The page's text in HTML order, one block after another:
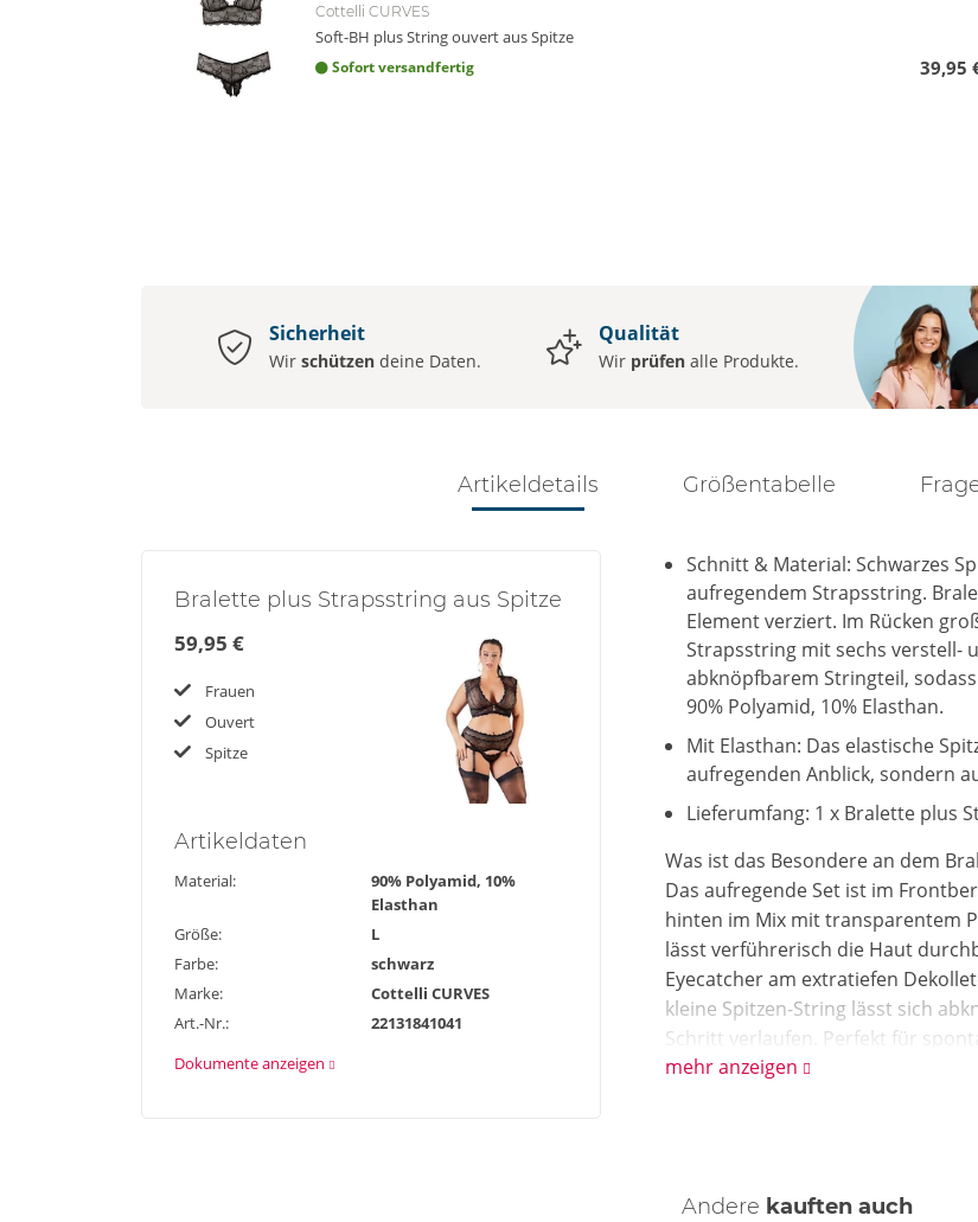
Cottelli CURVES
Soft-BH plus String ouvert aus Spitze
Sofort versandfertig 39,95
Sicherheit
Wir schützen deine Daten.
Qualität
Wir prüfen alle Produkte.
Artikeldetails Größentabelle
Bralette plus Strapsstring aus Spitze
59,95 €
Frauen
Ouvert
Spitze
Artikeldaten
Material:
90% Polyamid, 10%
Elasthan
Größe:
L
Farbe:
schwarz
Marke:
Cottelli CURVES
Art.-Nr.:
22131841041
Dokumente anzeigen
Schnitt & Material: Schwarzes
aufregendem Strapsstring.
Element verziert. Im Rücken
Strapsstring mit sechs verstell-
abknöpfbarem Stringteil,
90% Polyamid, 10% Elasthan.
Mit Elasthan: Das elastische
aufregenden Anblick, sondern
Lieferumfang: 1 x Bralette plus
Was ist das Besondere an dem
Das aufregende Set ist im
hinten im Mix mit transparentem
lässt verführerisch die Haut
Eyecatcher am extratiefen
kleine Spitzen-String lässt sich
Schritt verlaufen. Perfekt für
Wie reinige ich das Bralette und
mehr anzeigen
Andere kauften auch